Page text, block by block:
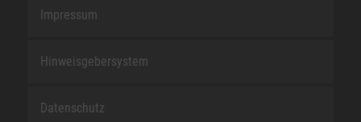
Impressum
Hinweisgebersystem
Datenschutz